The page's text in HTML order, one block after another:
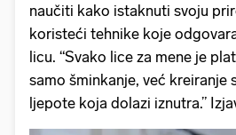
naučiti kako istaknuti svoju
koristeći tehnike koje
licu. “Svako lice za mene je
samo šminkanje, već kreiranje
ljepote koja dolazi iznutra.”